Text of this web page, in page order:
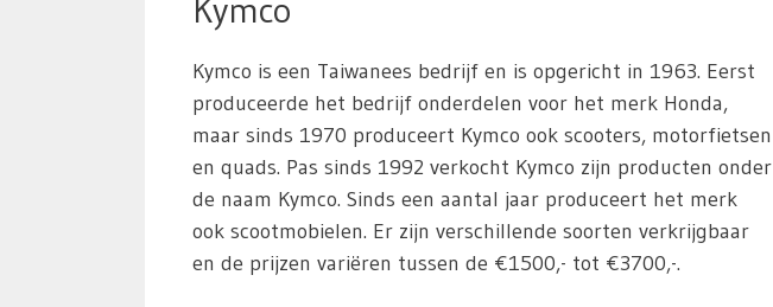
Kymco
Kymco is een Taiwanees bedrijf en is opgericht in 1963. Eerst
produceerde het bedrijf onderdelen voor het merk Honda,
maar sinds 1970 produceert Kymco ook scooters, motorfietsen
en quads. Pas sinds 1992 verkocht Kymco zijn producten onder
de naam Kymco. Sinds een aantal jaar produceert het merk
ook scootmobielen. Er zijn verschillende soorten verkrijgbaar
en de prijzen variëren tussen de €1500,- tot €3700,-.